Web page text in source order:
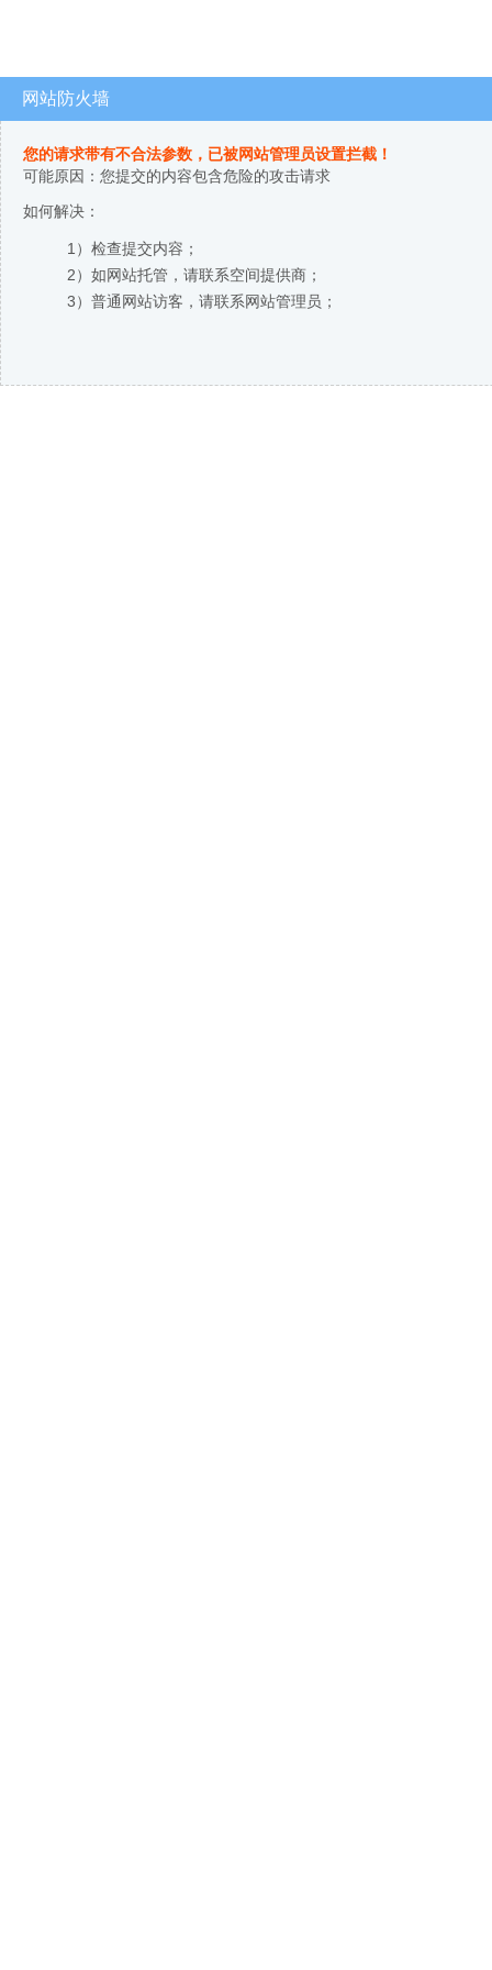
网站防火墙
您的请求带有不合法参数，已被网站管理员设置拦截！
可能原因：您提交的内容包含危险的攻击请求
如何解决：
1）检查提交内容；
2）如网站托管，请联系空间提供商；
3）普通网站访客，请联系网站管理员；